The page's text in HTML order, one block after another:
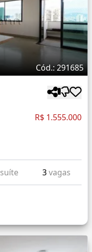
Cód.: 291685
R$ 1.555.000
suíte 3vagas